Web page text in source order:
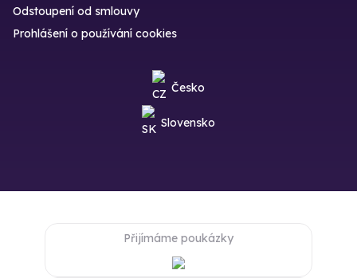
Odstoupení od smlouvy
Prohlášení o používání cookies
Česko
Slovensko
Přijímáme poukázky